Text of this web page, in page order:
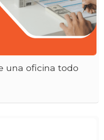
una oficina todo